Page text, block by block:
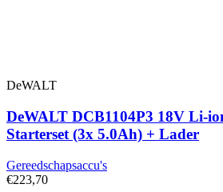
DeWALT
DeWALT DCB1104P3 18V Li-
Starterset (3x 5.0Ah) + Lader
Gereedschapsaccu's
€223,70